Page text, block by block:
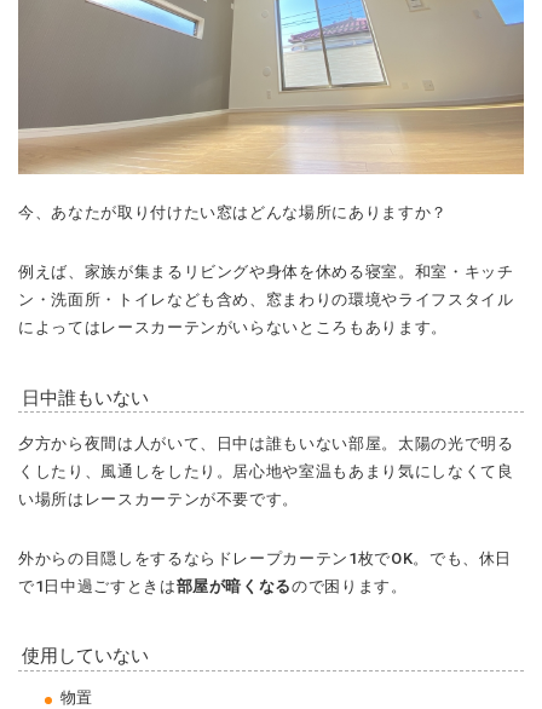
今、あなたが取り付けたい窓はどんな場所にありますか？
例えば、家族が集まるリビングや身体を休める寝室。和室・キッチ
ン・洗面所・トイレなども含め、窓まわりの環境やライフスタイル
によってはレースカーテンがいらないところもあります。
日中誰もいない
夕方から夜間は人がいて、日中は誰もいない部屋。太陽の光で明る
くしたり、風通しをしたり。居心地や室温もあまり気にしなくて良
い場所はレースカーテンが不要です。
外からの目隠しをするならドレープカーテン1枚でOK。でも、休日
で1日中過ごすときは部屋が暗くなるので困ります。
使用していない
物置